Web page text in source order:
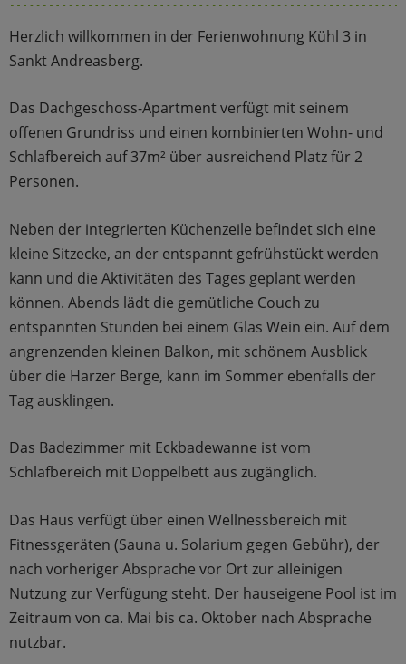
Herzlich willkommen in der Ferienwohnung Kühl 3 in
Sankt Andreasberg.
Das Dachgeschoss-Apartment verfügt mit seinem
offenen Grundriss und einen kombinierten Wohn- und
Schlafbereich auf 37m² über ausreichend Platz für 2
Personen.
Neben der integrierten Küchenzeile befindet sich eine
kleine Sitzecke, an der entspannt gefrühstückt werden
kann und die Aktivitäten des Tages geplant werden
können. Abends lädt die gemütliche Couch zu
entspannten Stunden bei einem Glas Wein ein. Auf dem
angrenzenden kleinen Balkon, mit schönem Ausblick
über die Harzer Berge, kann im Sommer ebenfalls der
Tag ausklingen.
Das Badezimmer mit Eckbadewanne ist vom
Schlafbereich mit Doppelbett aus zugänglich.
Das Haus verfügt über einen Wellnessbereich mit
Fitnessgeräten (Sauna u. Solarium gegen Gebühr), der
nach vorheriger Absprache vor Ort zur alleinigen
Nutzung zur Verfügung steht. Der hauseigene Pool ist im
Zeitraum von ca. Mai bis ca. Oktober nach Absprache
nutzbar.